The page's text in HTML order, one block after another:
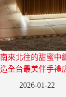
南來北往的甜蜜中
造全台最美伴手禮
2026-01-22